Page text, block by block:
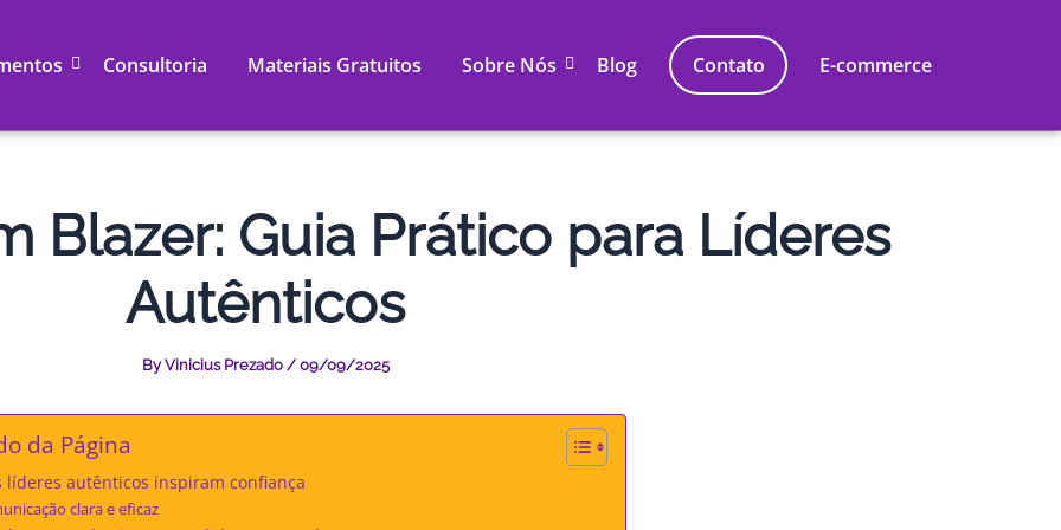
Consultoria Materiais Gratuitos Sobre Nós Blog Contato E-commerce
Blazer: Guia Prático para Líderes
Autênticos
ByVinicius Prezado / 09/09/2025
da Página
líderes autênticos inspiram confiança
clara e eficaz